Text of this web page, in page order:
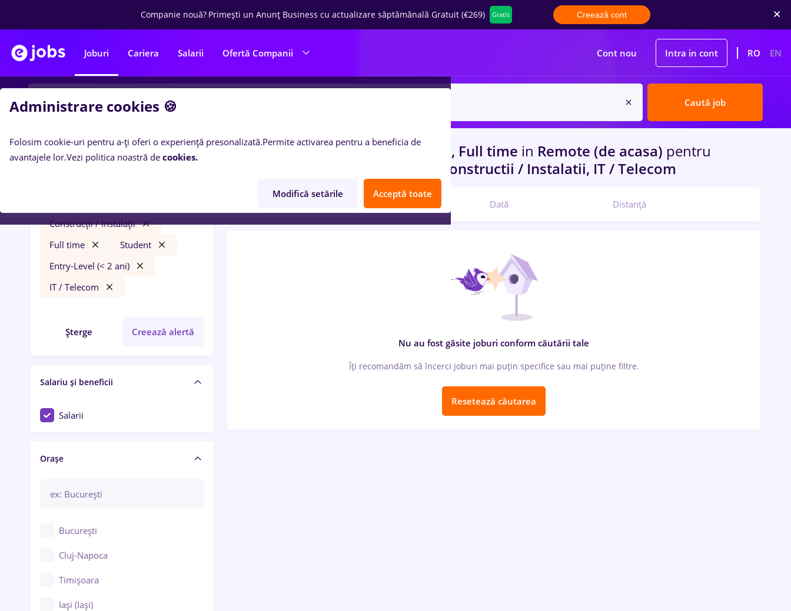
Companie nouă? Primești un Anunț Business cu actualizare săptămânală Gratuit (€269) Gratis Creează cont
Joburi Cariera Salarii Ofertă Companii Cont nou Intra in cont RO EN
Caută job
Filtre
Construcții / Instalații
Full time
Student
Entry-Level (< 2 ani)
IT / Telecom
Șterge Creează alertă
Salariu și beneficii
Salarii
Orașe
București
Cluj-Napoca
Timișoara
Iași (Iași)
0locuri de muncacu salarii dutch, Full time in Remote (de acasa) pentru
Constructii / Instalatii, IT / Telecom
Relevanță Dată Distanță
Nu au fost găsite joburi conform căutării tale
Îți recomandăm să încerci joburi mai puțin specifice sau mai puține filtre.
Resetează căutarea
Administrare cookies 🍪
Folosim cookie-uri pentru a-ți oferi o experiență presonalizată.Permite activarea pentru a beneficia de
avantajele lor.Vezi politica noastră de cookies.
Modifică setările Acceptă toate